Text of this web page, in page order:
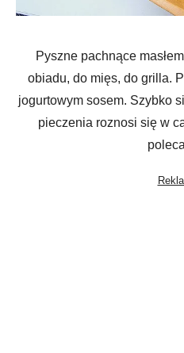
Pyszne pachnące
obiadu, do mięs, do grilla.
jogurtowym sosem. Szybko
pieczenia roznosi się w